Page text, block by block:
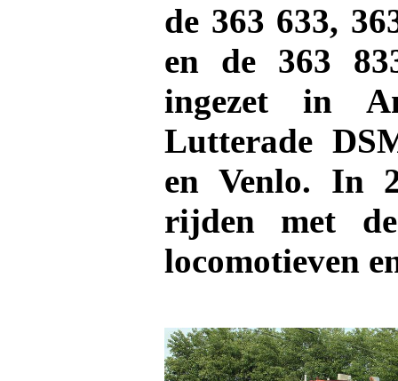
de 363 633,
en de 363
ingezet in
Lutterade
en Venlo. In
rijden met
locomotieven